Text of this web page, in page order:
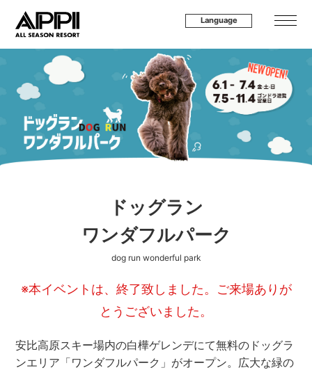
Language
ドッグラン
ワンダフルパーク
dog run wonderful park
※本イベントは、終了致しました。ご来場ありが
とうございました。
安比高原スキー場内の白樺ゲレンデにて無料のドッグラ
ンエリア「ワンダフルパーク」がオープン。 広大な緑の